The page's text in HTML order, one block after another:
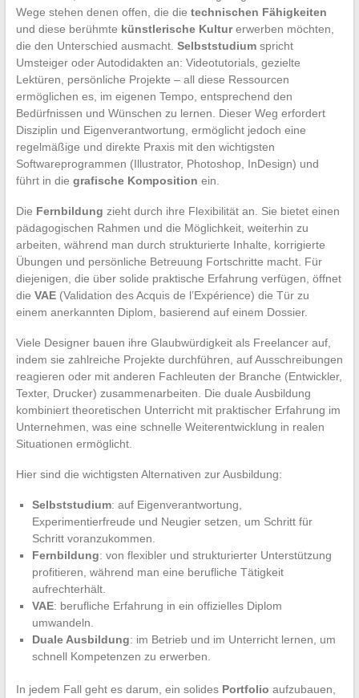
Wege stehen denen offen, die die technischen Fähigkeiten
und diese berühmte künstlerische Kulturerwerben möchten,
die den Unterschied ausmacht. Selbststudiumspricht
Umsteiger oder Autodidakten an: Videotutorials, gezielte
Lektüren, persönliche Projekte – all diese Ressourcen
ermöglichen es, im eigenen Tempo, entsprechend den
Bedürfnissen und Wünschen zu lernen. Dieser Weg erfordert
Disziplin und Eigenverantwortung, ermöglicht jedoch eine
regelmäßige und direkte Praxis mit den wichtigsten
Softwareprogrammen (Illustrator, Photoshop, InDesign) und
führt in die grafische Komposition ein.
Die Fernbildung zieht durch ihre Flexibilität an. Sie bietet einen
pädagogischen Rahmen und die Möglichkeit, weiterhin zu
arbeiten, während man durch strukturierte Inhalte, korrigierte
Übungen und persönliche Betreuung Fortschritte macht. Für
diejenigen, die über solide praktische Erfahrung verfügen, öffnet
die VAE(Validation des Acquis de l’Expérience) die Tür zu
einem anerkannten Diplom, basierend auf einem Dossier.
Viele Designer bauen ihre Glaubwürdigkeit als Freelancer auf,
indem sie zahlreiche Projekte durchführen, auf Ausschreibungen
reagieren oder mit anderen Fachleuten der Branche (Entwickler,
Texter, Drucker) zusammenarbeiten. Die duale Ausbildung
kombiniert theoretischen Unterricht mit praktischer Erfahrung im
Unternehmen, was eine schnelle Weiterentwicklung in realen
Situationen ermöglicht.
Hier sind die wichtigsten Alternativen zur Ausbildung:
Selbststudium: auf Eigenverantwortung,
Experimentierfreude und Neugier setzen, um Schritt für
Schritt voranzukommen.
Fernbildung: von flexibler und strukturierter Unterstützung
profitieren, während man eine berufliche Tätigkeit
aufrechterhält.
VAE: berufliche Erfahrung in ein offizielles Diplom
umwandeln.
Duale Ausbildung: im Betrieb und im Unterricht lernen, um
schnell Kompetenzen zu erwerben.
In jedem Fall geht es darum, ein solides Portfolio aufzubauen,